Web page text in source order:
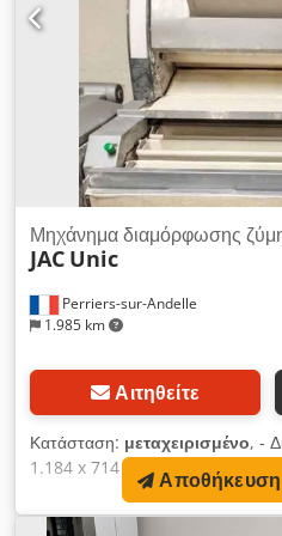
προσαρμοσμένη στις απαιτήσεις
από ανοξείδωτο χάλυβα,
φόρτωσης λαμαρινών,
διαδικασία παραγωγής,
προϊόντος, Βάρος: 35 - 90 g,
Perriers-sur-Andelle
1.985 km
Μηχάνημα διαμόρφωσης
JAC Unic
Αιτηθείτε
Κατάσταση: μεταχειρισμένο, -
1.184 x 714 mm - Ελάχιστο /
50 g έως 1.200 g - Μέγιστη
Ισχύς κινητήρα: 0,75 kW